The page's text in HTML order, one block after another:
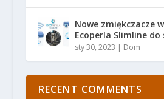
Nowe zmiękczacze
Ecoperla Slimline
sty 30, 2023 | Dom
RECENT COMMENTS